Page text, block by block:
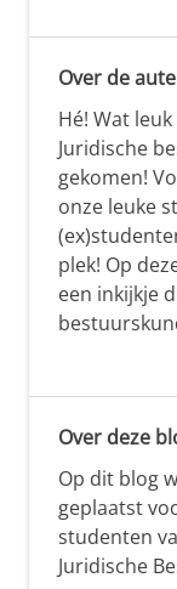
Over de
Hé! Wat
Juridische
gekomen!
onze leuke
plek! Op
een inkijkje
Over deze
Op dit blog
geplaatst
studenten
Juridische